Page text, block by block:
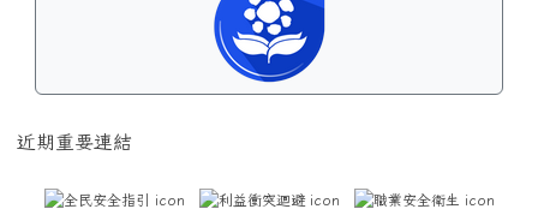
近期重要連結